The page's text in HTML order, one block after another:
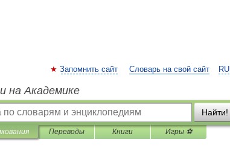
RU
Запомнить сайт Словарь на свой сайт
на Академике
Найти!
Переводы Книги Игры ⚽